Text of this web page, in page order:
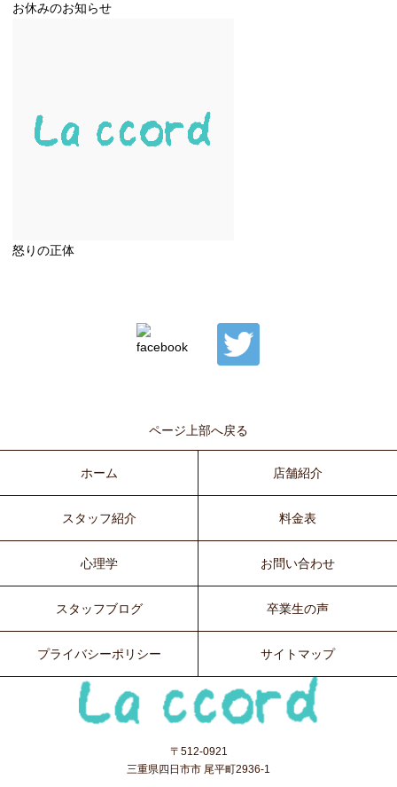
お休みのお知らせ
怒りの正体
ページ上部へ戻る
ホーム 店舗紹介
スタッフ紹介 料金表
心理学 お問い合わせ
スタッフブログ 卒業生の声
プライバシーポリシー サイトマップ
〒512-0921
三重県四日市市 尾平町2936-1